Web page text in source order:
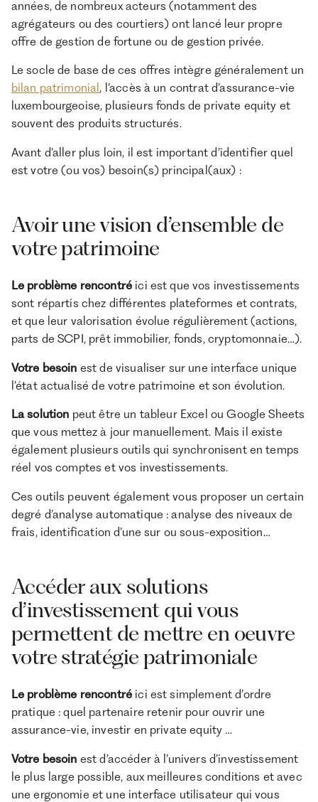
années, de nombreux acteurs (notamment des
agrégateurs ou des courtiers) ont lancé leur propre
offre de gestion de fortune ou de gestion privée.
Le socle de base de ces offres intègre généralement un
bilan patrimonial, l’accès à un contrat d’assurance-vie
luxembourgeoise, plusieurs fonds de private equity et
souvent des produits structurés.
Avant d’aller plus loin, il est important d’identifier quel
est votre (ou vos) besoin(s) principal(aux) :
Avoir une vision d’ensemble de
votre patrimoine
Le problème rencontré ici est que vos investissements
sont répartis chez différentes plateformes et contrats,
et que leur valorisation évolue régulièrement (actions,
parts de SCPI, prêt immobilier, fonds, cryptomonnaie…).
Votre besoin est de visualiser sur une interface unique
l’état actualisé de votre patrimoine et son évolution.
La solution peut être un tableur Excel ou Google Sheets
que vous mettez à jour manuellement. Mais il existe
également plusieurs outils qui synchronisent en temps
réel vos comptes et vos investissements.
Ces outils peuvent également vous proposer un certain
degré d’analyse automatique : analyse des niveaux de
frais, identification d’une sur ou sous-exposition…
Accéder aux solutions
d’investissement qui vous
permettent de mettre en oeuvre
votre stratégie patrimoniale
Le problème rencontré ici est simplement d’ordre
pratique : quel partenaire retenir pour ouvrir une
assurance-vie, investir en private equity …
Votre besoin est d’accéder à l’univers d’investissement
le plus large possible, aux meilleures conditions et avec
une ergonomie et une interface utilisateur qui vous